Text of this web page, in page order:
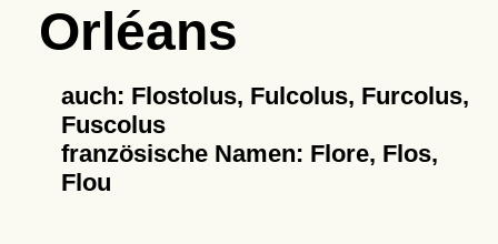
Orléans
auch: Flostolus, Fulcolus, Furcolus,
Fuscolus
französische Namen: Flore, Flos,
Flou